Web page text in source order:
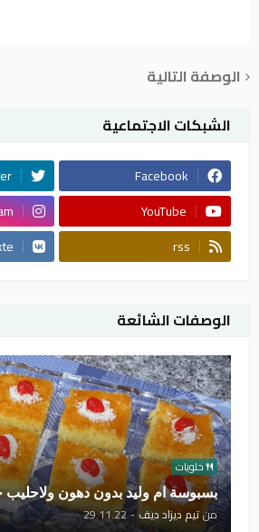
الوصفة التالية
الشبكات الاجتماعية
Facebook
YouTube
rss
الوصفات الشائعة
حلويات
بسبوسة ام وليد بدون دهون ولاحليب
منتيم ديزاد ديف -
29.11.22